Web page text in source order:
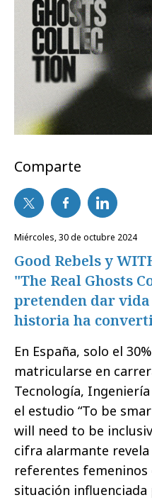
Comparte
miércoles, 30 de octubre 2024
Good Rebels y
"The Real Ghosts
pretenden dar
historia ha
En España, solo el
matricularse en
Tecnología,
el estudio “To be
will need to be
cifra alarmante
referentes femeninos
situación